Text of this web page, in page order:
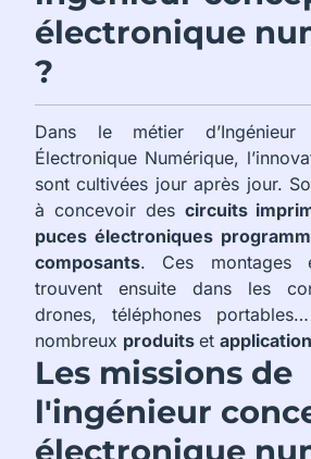
électronique
?
Dans le métier d’Ingénieur
Électronique Numérique,
sont cultivées jour après jour.
à concevoir des circuits
puces électroniques
composants. Ces montages
trouvent ensuite dans les
drones, téléphones
nombreux produits et
Les missions de
l'ingénieur
électronique